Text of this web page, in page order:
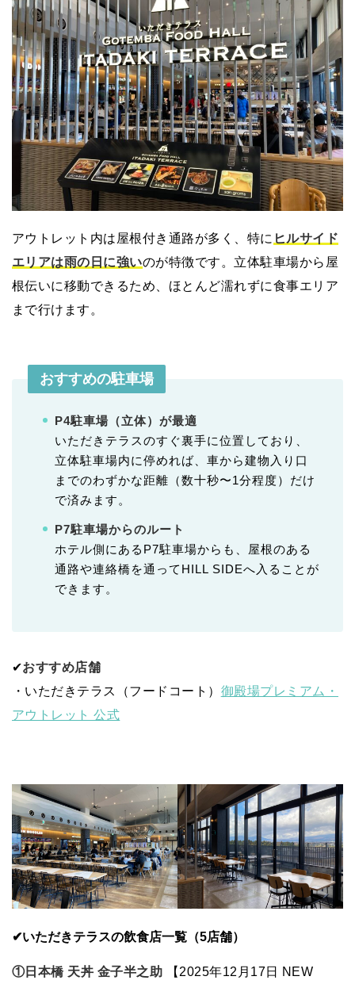
アウトレット内は屋根付き通路が多く、特に ヒルサイド
エリアは雨の日に強いのが特徴です。立体駐車場から屋
根伝いに移動できるため、ほとんど濡れずに食事エリア
まで行けます。
おすすめの駐車場
P4駐車場（立体）が最適
いただきテラスのすぐ裏手に位置しており、
立体駐車場内に停めれば、車から建物入り口
までのわずかな距離（数十秒〜1分程度）だけ
で済みます。
P7駐車場からのルート
ホテル側にあるP7駐車場からも、屋根のある
通路や連絡橋を通ってHILL SIDEへ入ることが
できます。
✔おすすめ店舗
・いただきテラス（フードコート） 御殿場プレミアム・
アウトレット 公式
✔いただきテラスの飲食店一覧（5店舗）
①日本橋 天丼 金子半之助 【2025年12月17日 NEW